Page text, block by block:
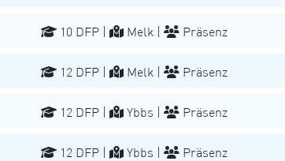
10 DFP | Melk | Präsenz
12 DFP | Melk | Präsenz
12 DFP | Ybbs | Präsenz
12 DFP | Ybbs | Präsenz